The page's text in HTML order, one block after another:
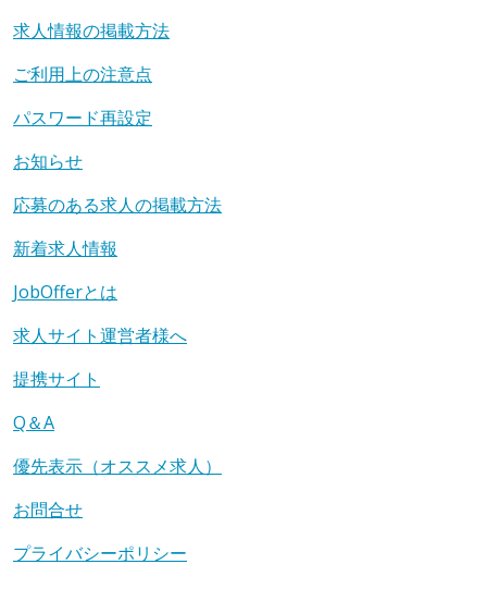
求人情報の掲載方法
ご利用上の注意点
パスワード再設定
お知らせ
応募のある求人の掲載方法
新着求人情報
JobOfferとは
求人サイト運営者様へ
提携サイト
Q＆A
優先表示（オススメ求人）
お問合せ
プライバシーポリシー